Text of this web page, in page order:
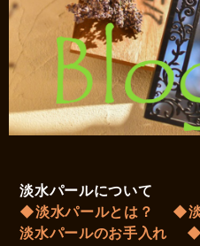
淡水パールについて
◆淡水パールとは？
◆
淡水パールのお手入れ
◆